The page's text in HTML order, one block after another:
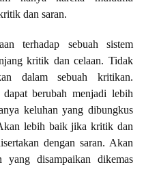
dan saran.
terhadap sebuah sistem
kritik dan celaan. Tidak
dalam sebuah kritikan.
dapat berubah menjadi lebih
keluhan yang dibungkus
lebih baik jika kritik dan
dengan saran. Akan
disampaikan dikemas